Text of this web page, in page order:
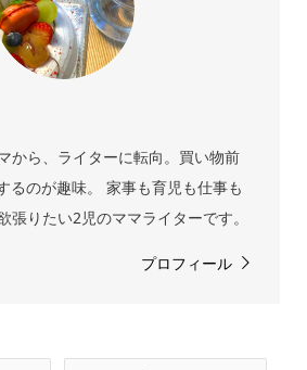
から、ライターに転向。買い物前
るのが趣味。 家事も育児も仕事も
張りたい2児のママライターです。
プロフィール